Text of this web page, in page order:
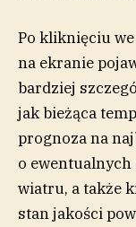
Po kliknięciu
na ekranie
bardziej
jak bieżąca
prognoza na
o
wiatru, a także
stan jakości